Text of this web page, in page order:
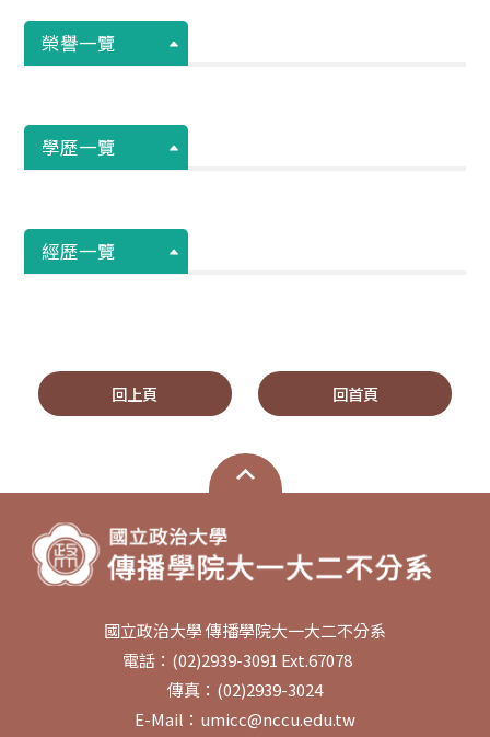
榮譽一覽
學歷一覽
經歷一覽
回上頁 回首頁
國立政治大學 傳播學院大一大二不分系
電話：(02)2939-3091 Ext.67078
傳真：(02)2939-3024
E-Mail：umicc@nccu.edu.tw